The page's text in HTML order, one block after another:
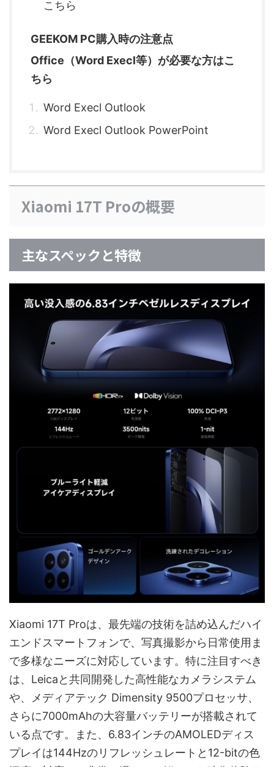
こちら
GEEKOM PC購入時の注意点
Office（Word Execl等）が必要な方はこ
ちら
Word Execl Outlook
Word Execl Outlook PowerPoint
Xiaomi 17T Proの概要
主なスペックと特徴
Xiaomi 17T Proは、最先端の技術を詰め込んだハイ
エンドスマートフォンで、写真撮影から日常使用ま
で多様なニーズに対応しています。特に注目すべき
は、Leicaと共同開発した高性能なカメラシステム
や、メディアテック Dimensity 9500プロセッサ、
さらに7000mAhの大容量バッテリーが搭載されて
いる点です。また、6.83インチのAMOLEDディス
プレイは144Hzのリフレッシュレートと12-bitの色